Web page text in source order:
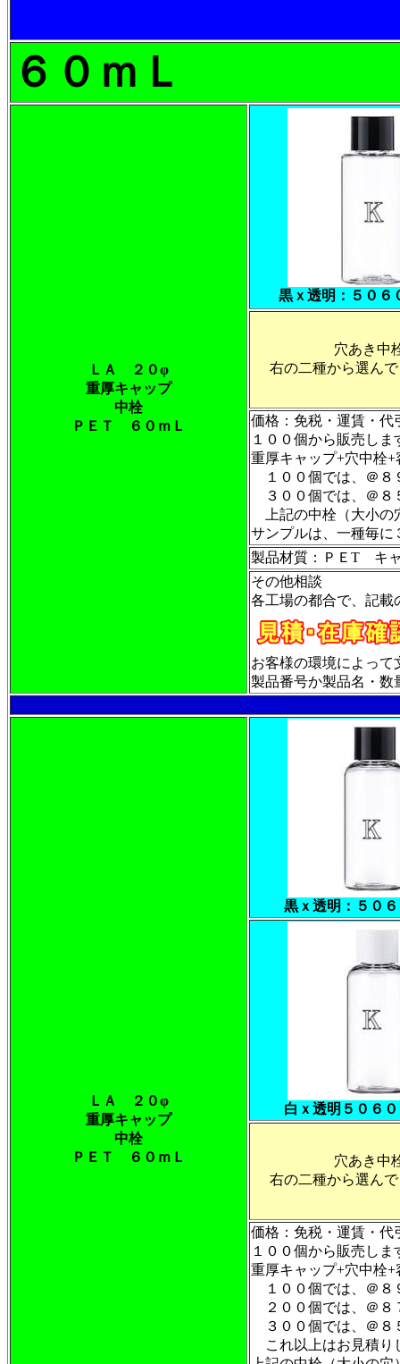
６０ｍＬ
ＬＡ ２０φ
重厚キャップ
中栓
ＰＥＴ ６０ｍＬ
黒ｘ透明：５０６
穴あき中
右の二種から選ん
価格：免税・運賃・
１００個から販売し
重厚キャップ+穴中
１００個では、＠
３００個では、＠
上記の中栓（大小
サンプルは、一種毎
製品材質：ＰＥT キ
その他相談
各工場の都合で、記載
お客様の環境によって
製品番号か製品名・数
ＬＡ ２０φ
重厚キャップ
中栓
ＰＥＴ ６０ｍＬ
黒ｘ透明：５０
白ｘ透明５０６
穴あき中
右の二種から選ん
価格：免税・運賃・
１００個から販売し
重厚キャップ+穴中
１００個では、＠
２００個では、＠８
３００個では、＠
これ以上はお見積り